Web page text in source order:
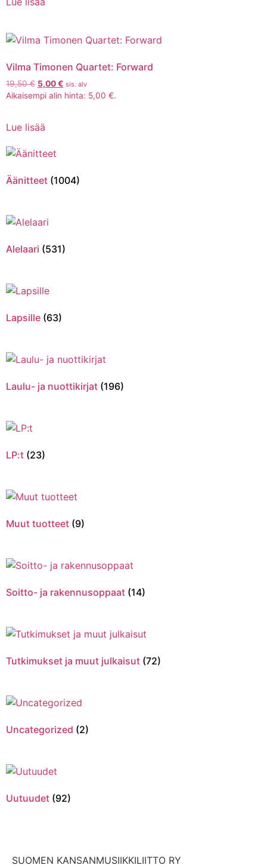
Vilma Timonen Quartet: Forward
19,50€ 5,00€ sis. alv
Aikaisempi alin hinta: 5,00 €.
Lue lisää
Äänitteet (1004)
Alelaari (531)
Lapsille (63)
Laulu- ja nuottikirjat (196)
LP:t (23)
Muut tuotteet (9)
Soitto- ja rakennusoppaat (14)
Tutkimukset ja muut julkaisut (72)
Uncategorized (2)
Uutuudet (92)
SUOMEN KANSANMUSIIKKILIITTO RY